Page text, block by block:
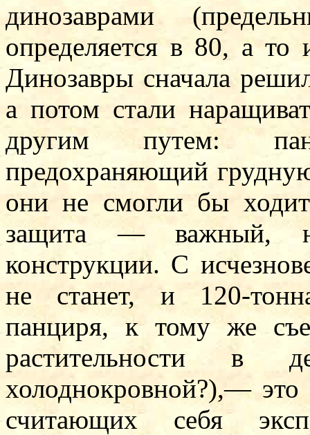
динозаврами
определяется в 80, а
Динозавры сначала
а потом стали
другим путем:
предохраняющий
они не смогли бы
защита — важный,
конструкции. С
не станет, и 120-
панциря, к тому же
растительности в
холоднокровной?),— это
считающих себя